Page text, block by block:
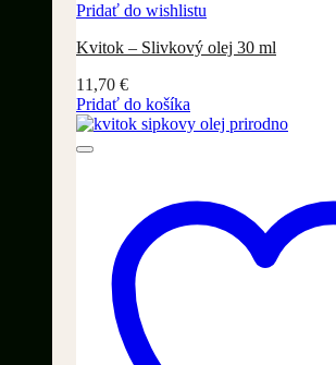
Pridať do wishlistu
Kvitok – Slivkový olej 30 ml
11,70 €
Pridať do košíka